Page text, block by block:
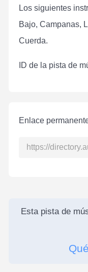
Los siguientes
Bajo, Campanas,
Cuerda.
ID de la pista de
Enlace
Esta pista de